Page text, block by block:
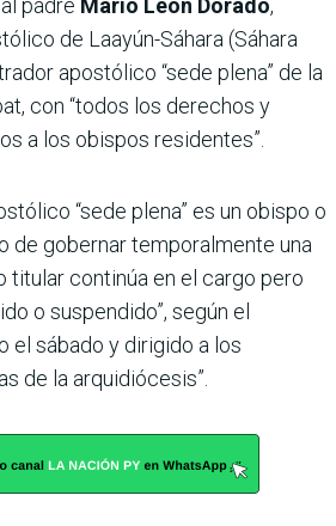
padre Mario León Dorado,
de Laayún-Sáhara (Sáhara
apostólico “sede plena” de la
con “todos los derechos y
a los obispos residentes”.
“sede plena” es un obispo o
de gobernar temporalmente una
titular continúa en el cargo pero
o suspendido”, según el
el sábado y dirigido a los
de la arquidiócesis”.